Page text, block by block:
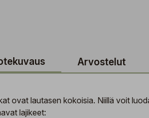
Arvostelut
ovat lautasen kokoisia. Niillä voit
lajikeet: